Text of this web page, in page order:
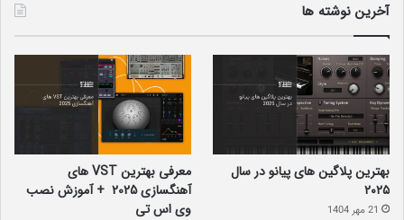
آخرین نوشته ها
بهترین پلاگین‌ های پیانو در سال
۲۰۲۵
21 مهر 1404
معرفی بهترین VST های
آهنگسازی 2025 + آموزش نصب
وی اس تی